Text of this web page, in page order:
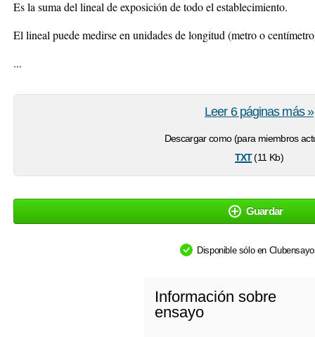
Es la suma del lineal de exposición de todo el establecimiento.
El lineal puede medirse en unidades de longitud (metro o
...
Descargar como (para miembros
txt(11 Kb)
Leer 6 páginas más »
Guardar
Disponible sólo en
Información sobre
ensayo